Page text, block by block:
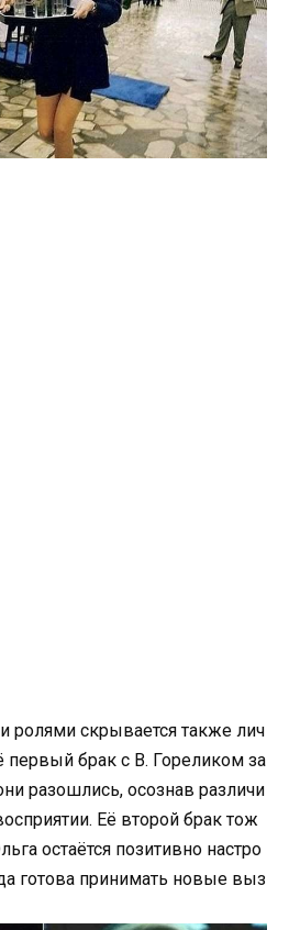
ролями скрывается также лич
первый брак с В. Гореликом за
разошлись, осознав различи
Её второй брак тож
остаётся позитивно настро
готова принимать новые выз